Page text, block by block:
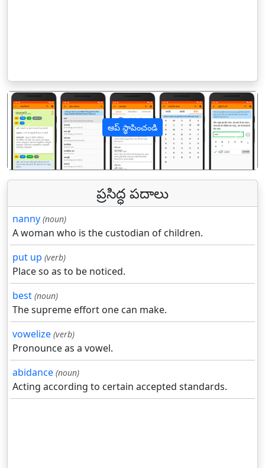
ఆప్ స్థాపించండి
पिछला
ప్రసిద్ధ పదాలు
nanny (noun)
A woman who is the custodian of children.
put up (verb)
Place so as to be noticed.
best (noun)
The supreme effort one can make.
vowelize (verb)
Pronounce as a vowel.
abidance (noun)
Acting according to certain accepted standards.